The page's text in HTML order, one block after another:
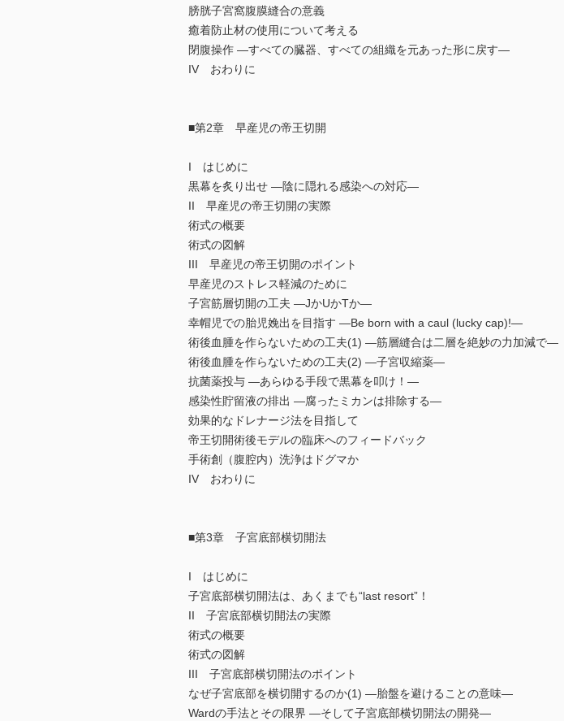
膀胱子宮窩腹膜縫合の意義
癒着防止材の使用について考える
閉腹操作 ―すべての臓器、すべての組織を元あった形に戻す―
IV おわりに
■第2章 早産児の帝王切開
I はじめに
黒幕を炙り出せ ―陰に隠れる感染への対応―
II 早産児の帝王切開の実際
術式の概要
術式の図解
III 早産児の帝王切開のポイント
早産児のストレス軽減のために
子宮筋層切開の工夫 ―JかUかTか―
幸帽児での胎児娩出を目指す ―Be born with a caul (lucky cap)!―
術後血腫を作らないための工夫(1) ―筋層縫合は二層を絶妙の力加減で―
術後血腫を作らないための工夫(2) ―子宮収縮薬―
抗菌薬投与 ―あらゆる手段で黒幕を叩け！―
感染性貯留液の排出 ―腐ったミカンは排除する―
効果的なドレナージ法を目指して
帝王切開術後モデルの臨床へのフィードバック
手術創（腹腔内）洗浄はドグマか
IV おわりに
■第3章 子宮底部横切開法
I はじめに
子宮底部横切開法は、あくまでも“last resort”！
II 子宮底部横切開法の実際
術式の概要
術式の図解
III 子宮底部横切開法のポイント
なぜ子宮底部を横切開するのか(1) ―胎盤を避けることの意味―
Wardの手法とその限界 ―そして子宮底部横切開法の開発―